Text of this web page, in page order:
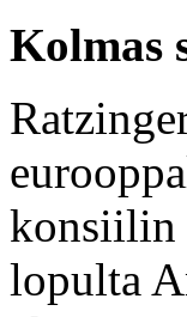
Kolmas
konsiilin
lopulta